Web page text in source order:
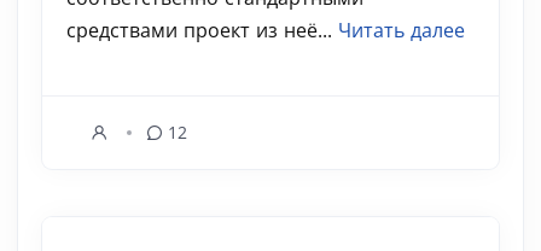
средствами проект из неё... Читать далее
12